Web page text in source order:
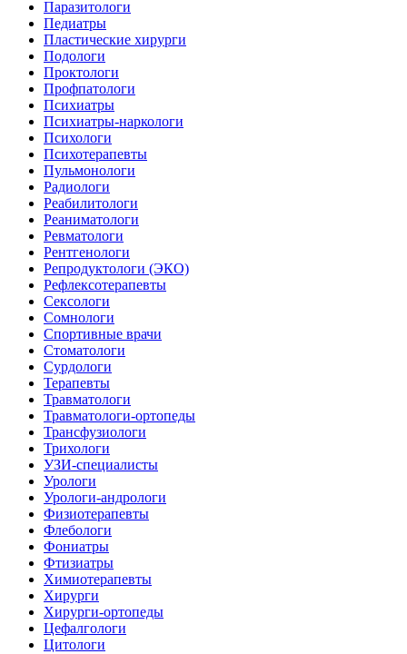
Паразитологи
Педиатры
Пластические хирурги
Подологи
Проктологи
Профпатологи
Психиатры
Психиатры-наркологи
Психологи
Психотерапевты
Пульмонологи
Радиологи
Реабилитологи
Реаниматологи
Ревматологи
Рентгенологи
Репродуктологи (ЭКО)
Рефлексотерапевты
Сексологи
Сомнологи
Спортивные врачи
Стоматологи
Сурдологи
Терапевты
Травматологи
Травматологи-ортопеды
Трансфузиологи
Трихологи
УЗИ-специалисты
Урологи
Урологи-андрологи
Физиотерапевты
Флебологи
Фониатры
Фтизиатры
Химиотерапевты
Хирурги
Хирурги-ортопеды
Цефалгологи
Цитологи